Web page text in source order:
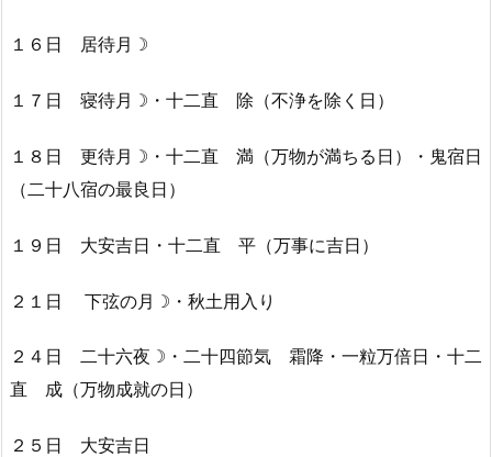
１６日 居待月☽
１７日 寝待月☽・十二直 除（不浄を除く日）
１８日 更待月☽・十二直 満（万物が満ちる日）・鬼宿日
（二十八宿の最良日）
１９日 大安吉日・十二直 平（万事に吉日）
２１日 下弦の月☽・秋土用入り
２４日 二十六夜☽・二十四節気 霜降・一粒万倍日・十二
直 成（万物成就の日）
２５日 大安吉日